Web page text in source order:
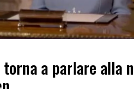
a parlare alla